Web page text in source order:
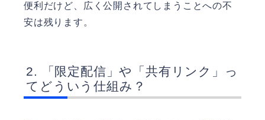
便利だけど、広く公開されてしまうことへの不
安は残ります。
「限定配信」や「共有リンク」っ
てどういう仕組み？